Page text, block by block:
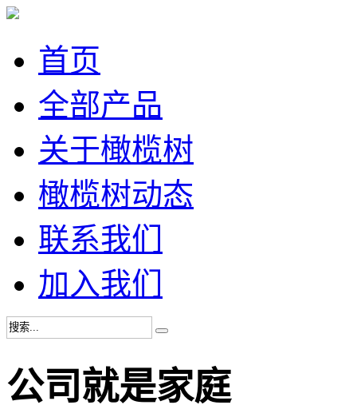
首页
全部产品
关于橄榄树
橄榄树动态
联系我们
加入我们
公司就是家庭